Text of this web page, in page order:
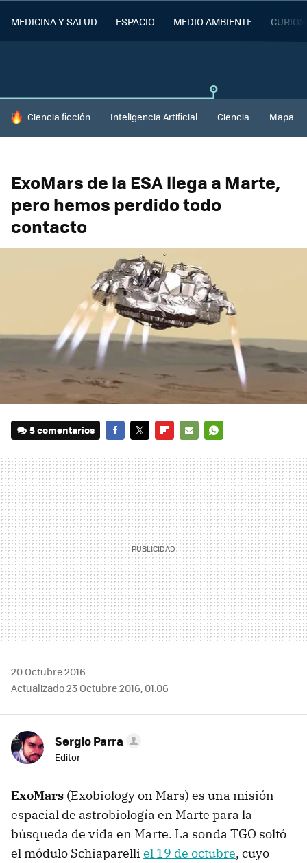
MEDICINA Y SALUD ESPACIO MEDIO AMBIENTE
HOY SE HABLA DE
Ciencia ficción Inteligencia Artificial Ciencia Mapa
ExoMars de la ESA llega a Marte,
pero hemos perdido todo
contacto
5 comentarios
MAIL
20 Octubre 2016
Actualizado 23 Octubre 2016, 01:06
Sergio Parra
Editor
ExoMars (Exobiology on Mars) es una misión
espacial de astrobiología en Marte para la
búsqueda de vida en Marte. La sonda TGO soltó
el módulo Schiaparelli el 19 de octubre, cuyo